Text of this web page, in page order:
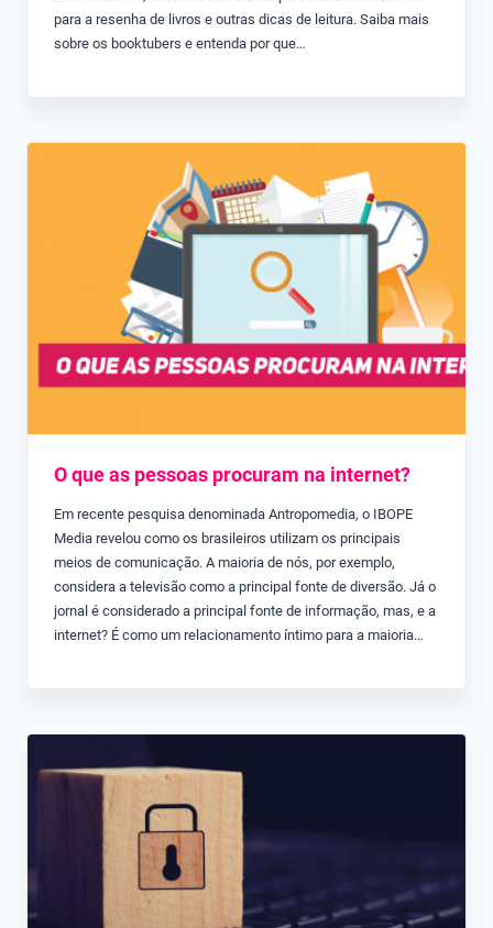
para a resenha de livros e outras dicas de leitura. Saiba mais
sobre os booktubers e entenda por que…
O que as pessoas procuram na internet?
Em recente pesquisa denominada Antropomedia, o IBOPE
Media revelou como os brasileiros utilizam os principais
meios de comunicação. A maioria de nós, por exemplo,
considera a televisão como a principal fonte de diversão. Já o
jornal é considerado a principal fonte de informação, mas, e a
internet? É como um relacionamento íntimo para a maioria…